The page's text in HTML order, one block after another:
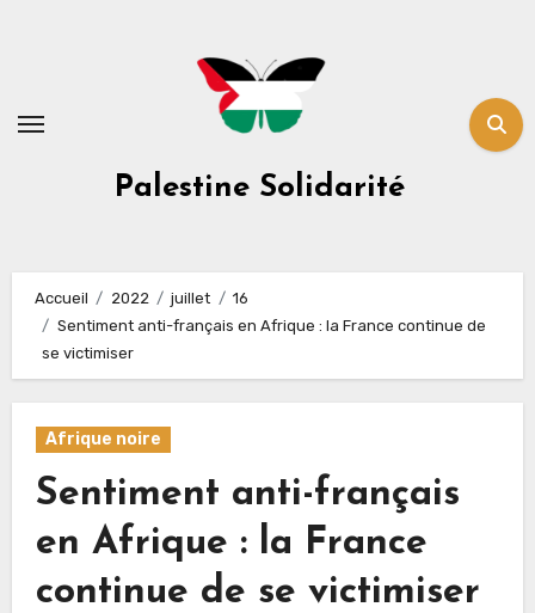
Palestine Solidarité
Accueil 2022 juillet
16
Sentiment anti-français en Afrique : la France continue de
se victimiser
Afrique noire
Sentiment anti-français
en Afrique : la France
continue de se victimiser